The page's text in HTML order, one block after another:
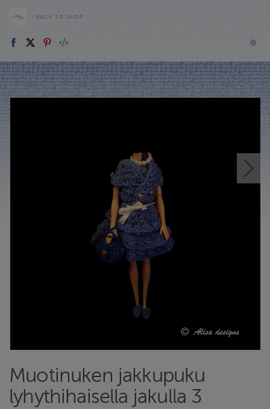
BACK TO SHOP
Muotinuken jakkupuku
lyhythihaisella jakulla 3